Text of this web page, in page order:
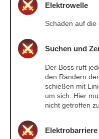
Elektrowelle
Schaden auf
Suchen und
Der Boss ruft
den Rändern
schießen mit
um sich. Hier
nicht getroffen
Elektrobarriere